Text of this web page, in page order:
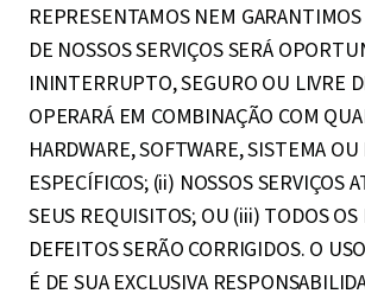
REPRESENTAMOS NEM
DE NOSSOS SERVIÇOS SERÁ
ININTERRUPTO, SEGURO OU LIVRE
OPERARÁ EM COMBINAÇÃO COM
HARDWARE, SOFTWARE, SISTEMA OU
ESPECÍFICOS; (ii) NOSSOS SERVIÇOS
SEUS REQUISITOS; OU (iii) TODOS OS
DEFEITOS SERÃO CORRIGIDOS. O
É DE SUA EXCLUSIVA